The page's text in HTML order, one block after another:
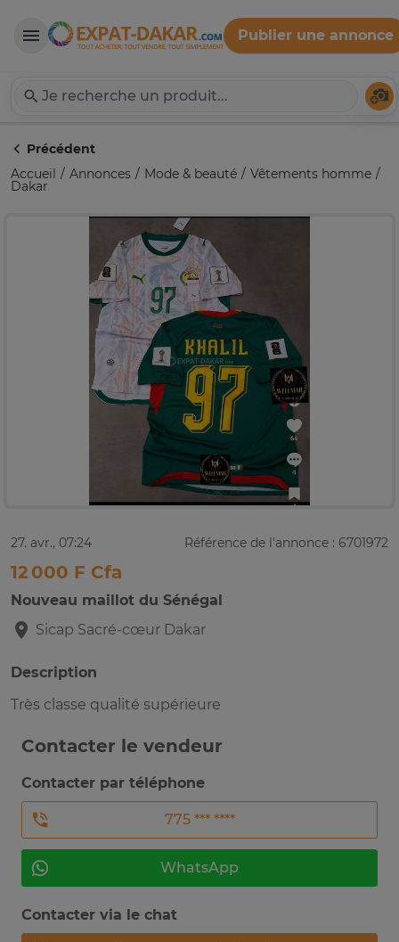
Expat-Dakar
Publier une annonce
Précédent
Accueil
Annonces Mode & beauté Vêtements homme
Dakar
27. avr., 07:24 Référence de l'annonce : 6701972
12 000 F Cfa
Nouveau maillot du Sénégal
Sicap Sacré-cœur Dakar
Description
Très classe qualité supérieure
Contacter le vendeur
Contacter par téléphone
775 *** ****
WhatsApp
Contacter via le chat